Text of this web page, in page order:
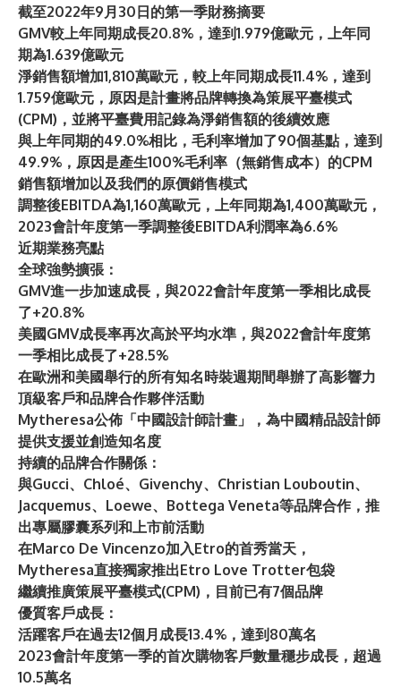
截至2022年9月30日的第一季財務摘要
GMV較上年同期成長20.8%，達到1.979億歐元，上年同
期為1.639億歐元
淨銷售額增加1,810萬歐元，較上年同期成長11.4%，達到
1.759億歐元，原因是計畫將品牌轉換為策展平臺模式
(CPM)，並將平臺費用記錄為淨銷售額的後續效應
與上年同期的49.0%相比，毛利率增加了90個基點，達到
49.9%，原因是產生100%毛利率（無銷售成本）的CPM
銷售額增加以及我們的原價銷售模式
調整後EBITDA為1,160萬歐元，上年同期為1,400萬歐元，
2023會計年度第一季調整後EBITDA利潤率為6.6%
近期業務亮點
全球強勢擴張：
GMV進一步加速成長，與2022會計年度第一季相比成長
了+20.8%
美國GMV成長率再次高於平均水準，與2022會計年度第
一季相比成長了+28.5%
在歐洲和美國舉行的所有知名時裝週期間舉辦了高影響力
頂級客戶和品牌合作夥伴活動
Mytheresa公佈「中國設計師計畫」，為中國精品設計師
提供支援並創造知名度
持續的品牌合作關係：
與Gucci、Chloé、Givenchy、Christian Louboutin、
Jacquemus、Loewe、Bottega Veneta等品牌合作，推
出專屬膠囊系列和上市前活動
在Marco De Vincenzo加入Etro的首秀當天，
Mytheresa直接獨家推出Etro Love Trotter包袋
繼續推廣策展平臺模式(CPM)，目前已有7個品牌
優質客戶成長：
活躍客戶在過去12個月成長13.4%，達到80萬名
2023會計年度第一季的首次購物客戶數量穩步成長，超過
10.5萬名